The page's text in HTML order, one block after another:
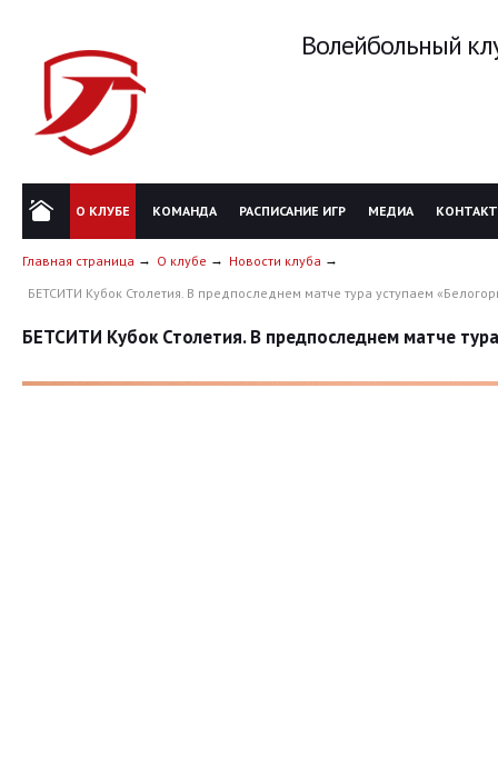
Волейбольный
О КЛУБЕ КОМАНДА РАСПИСАНИЕ ИГР МЕДИА
Главная страница О клубе
Новости клуба
БЕТСИТИ Кубок Столетия. В предпоследнем матче тура уступаем
БЕТСИТИ Кубок Столетия. В предпоследнем матче